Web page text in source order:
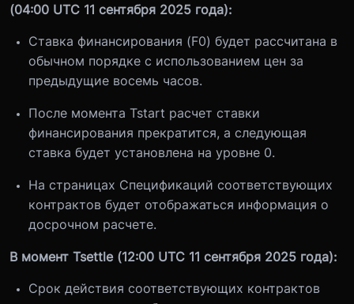
(04:00 UTC 11 сентября 2025 года):
Ставка финансирования (F0) будет рассчитана в
обычном порядке с использованием цен за
предыдущие восемь часов.
После момента Tstart расчет ставки
финансирования прекратится, а следующая
ставка будет установлена на уровне 0.
На страницах Спецификаций соответствующих
контрактов будет отображаться информация о
досрочном расчете.
В момент Tsettle (12:00 UTC 11 сентября 2025 года):
Срок действия соответствующих контрактов